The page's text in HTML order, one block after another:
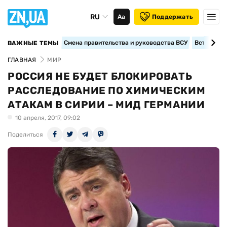
RU Аа Поддержать
ВАЖНЫЕ ТЕМЫ Смена правительства и руководства ВСУ
ГЛАВНАЯ МИР
РОССИЯ НЕ БУДЕТ БЛОКИРОВАТЬ
РАССЛЕДОВАНИЕ ПО ХИМИЧЕСКИМ
АТАКАМ В СИРИИ – МИД ГЕРМАНИИ
10 апреля, 2017, 09:02
Поделиться